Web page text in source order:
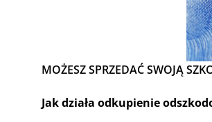
MOŻESZ SPRZEDAĆ SWOJĄ
Jak działa odkupienie